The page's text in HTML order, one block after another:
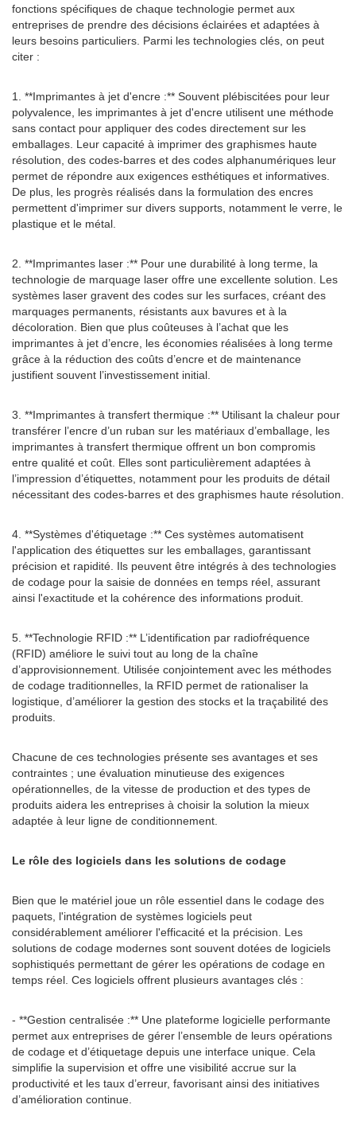
fonctions spécifiques de chaque technologie permet aux
entreprises de prendre des décisions éclairées et adaptées à
leurs besoins particuliers. Parmi les technologies clés, on peut
citer :
1. **Imprimantes à jet d'encre :** Souvent plébiscitées pour leur
polyvalence, les imprimantes à jet d'encre utilisent une méthode
sans contact pour appliquer des codes directement sur les
emballages. Leur capacité à imprimer des graphismes haute
résolution, des codes-barres et des codes alphanumériques leur
permet de répondre aux exigences esthétiques et informatives.
De plus, les progrès réalisés dans la formulation des encres
permettent d'imprimer sur divers supports, notamment le verre, le
plastique et le métal.
2. **Imprimantes laser :** Pour une durabilité à long terme, la
technologie de marquage laser offre une excellente solution. Les
systèmes laser gravent des codes sur les surfaces, créant des
marquages ​​permanents, résistants aux bavures et à la
décoloration. Bien que plus coûteuses à l’achat que les
imprimantes à jet d’encre, les économies réalisées à long terme
grâce à la réduction des coûts d’encre et de maintenance
justifient souvent l’investissement initial.
3. **Imprimantes à transfert thermique :** Utilisant la chaleur pour
transférer l’encre d’un ruban sur les matériaux d’emballage, les
imprimantes à transfert thermique offrent un bon compromis
entre qualité et coût. Elles sont particulièrement adaptées à
l’impression d’étiquettes, notamment pour les produits de détail
nécessitant des codes-barres et des graphismes haute résolution.
4. **Systèmes d'étiquetage :** Ces systèmes automatisent
l'application des étiquettes sur les emballages, garantissant
précision et rapidité. Ils peuvent être intégrés à des technologies
de codage pour la saisie de données en temps réel, assurant
ainsi l'exactitude et la cohérence des informations produit.
5. **Technologie RFID :** L’identification par radiofréquence
(RFID) améliore le suivi tout au long de la chaîne
d’approvisionnement. Utilisée conjointement avec les méthodes
de codage traditionnelles, la RFID permet de rationaliser la
logistique, d’améliorer la gestion des stocks et la traçabilité des
produits.
Chacune de ces technologies présente ses avantages et ses
contraintes ; une évaluation minutieuse des exigences
opérationnelles, de la vitesse de production et des types de
produits aidera les entreprises à choisir la solution la mieux
adaptée à leur ligne de conditionnement.
Le rôle des logiciels dans les solutions de codage
Bien que le matériel joue un rôle essentiel dans le codage des
paquets, l'intégration de systèmes logiciels peut
considérablement améliorer l'efficacité et la précision. Les
solutions de codage modernes sont souvent dotées de logiciels
sophistiqués permettant de gérer les opérations de codage en
temps réel. Ces logiciels offrent plusieurs avantages clés :
- **Gestion centralisée :** Une plateforme logicielle performante
permet aux entreprises de gérer l’ensemble de leurs opérations
de codage et d’étiquetage depuis une interface unique. Cela
simplifie la supervision et offre une visibilité accrue sur la
productivité et les taux d’erreur, favorisant ainsi des initiatives
d’amélioration continue.